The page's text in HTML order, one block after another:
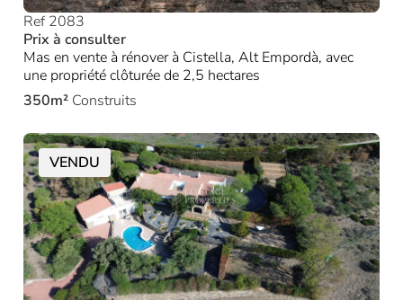
Ref 2083
Prix à consulter
Mas en vente à rénover à Cistella, Alt Empordà, avec
une propriété clôturée de 2,5 hectares
350m² Construits
VENDU